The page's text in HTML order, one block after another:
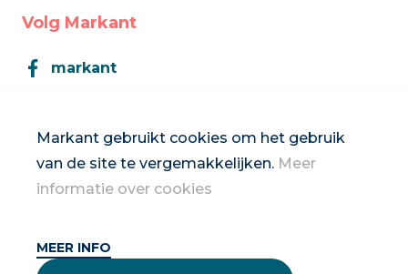
Markant gebruikt cookies om het gebruik
van de site te vergemakkelijken. Meer
informatie over cookies
MEER INFO
Volg Markant
markant
Inschrijven op de nieuwsbrief
2026 Vrouwennet vzw